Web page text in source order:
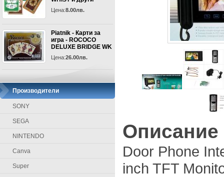
Цена:8.00лв.
Piatnik - Карти за
игра - ROCOCO
DELUXE BRIDGE WK
Цена:26.00лв.
Производители
SONY
SEGA
NINTENDO
Canva
Super
Описание
Door Phone
inch TFT